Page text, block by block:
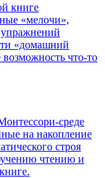
книге
«мелочи»,
«домашний
что-то
среде
на накопление
строя
чтению и